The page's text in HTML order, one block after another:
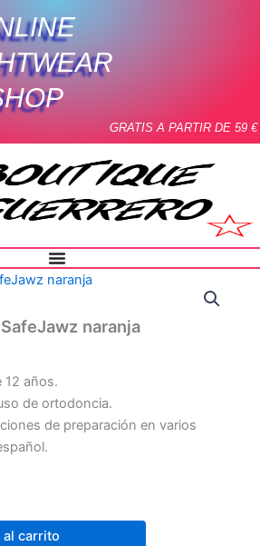
GRATIS A PARTIR DE 59 €
naranja
12 años.
de ortodoncia.
de preparación en varios
al carrito